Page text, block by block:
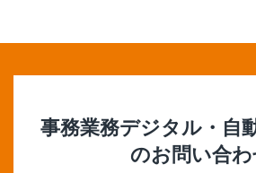
事務業務デジタル・自
のお問い合わ